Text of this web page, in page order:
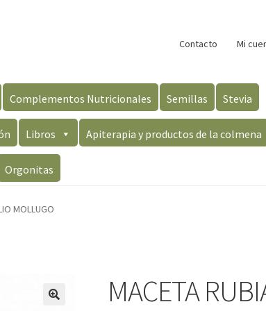
Contacto Mi
Complementos Nutricionales Semillas Stevia
Libros Apiterapia y productos de la colmena
Orgonitas
MOLLUGO
MACETA